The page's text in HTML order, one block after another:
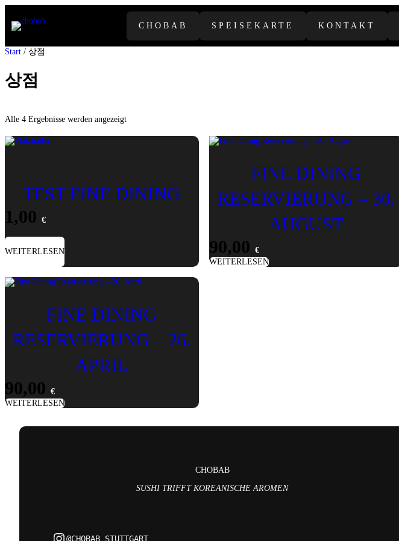
Inhalt
springen
CHOBAB SPEISEKARTE KONTAKT
Start / 상점
상점
Alle 4 Ergebnisse werden angezeigtNach
sortiert
TEST FINE DINING
1,00 €
WEITERLESEN
FINE DINING
RESERVIERUNG – 30.
AUGUST
90,00€
WEITERLESEN
FINE DINING
RESERVIERUNG – 26.
APRIL
90,00 €
WEITERLESEN
CHOBAB
SUSHI TRIFFT KOREANISCHE AROMEN
Instagram
@CHOBAB_STUTTGART